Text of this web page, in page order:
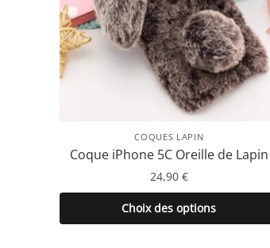
COQUES LAPIN
Coque iPhone 5C Oreille de Lapin
24,90 €
Choix des options
Ce
produit